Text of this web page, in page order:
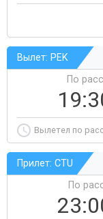
Вылет: PEK
По
Вылетел по
Прилет: CTU
По